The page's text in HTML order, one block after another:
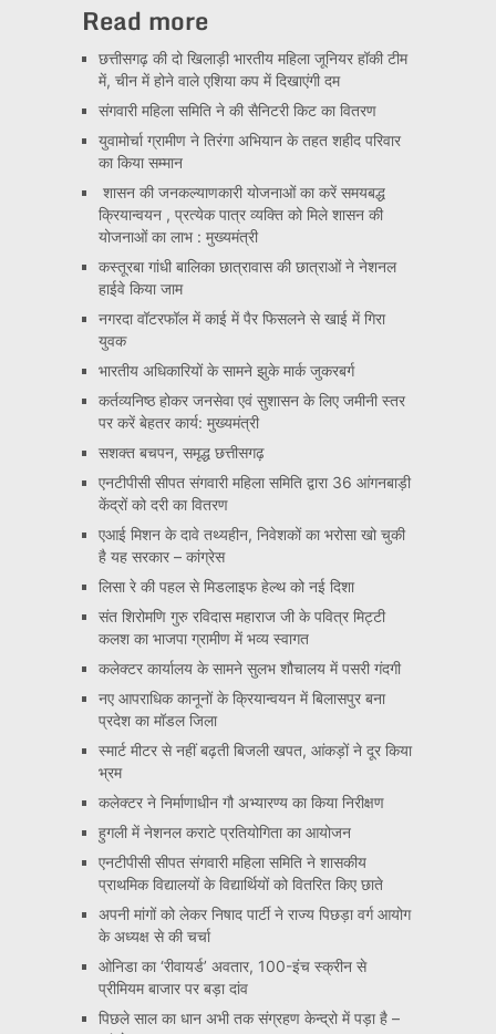
Read more
छत्तीसगढ़ की दो खिलाड़ी भारतीय महिला जूनियर हॉकी टीम
में, चीन में होने वाले एशिया कप में दिखाएंगी दम
संगवारी महिला समिति ने की सैनिटरी किट का वितरण
युवामोर्चा ग्रामीण ने तिरंगा अभियान के तहत शहीद परिवार
का किया सम्मान
शासन की जनकल्याणकारी योजनाओं का करें समयबद्ध
क्रियान्वयन , प्रत्येक पात्र व्यक्ति को मिले शासन की
योजनाओं का लाभ : मुख्यमंत्री
कस्तूरबा गांधी बालिका छात्रावास की छात्राओं ने नेशनल
हाईवे किया जाम
नगरदा वॉटरफॉल में काई में पैर फिसलने से खाई में गिरा
युवक
भारतीय अधिकारियों के सामने झुके मार्क जुकरबर्ग
कर्तव्यनिष्ठ होकर जनसेवा एवं सुशासन के लिए जमीनी स्तर
पर करें बेहतर कार्य: मुख्यमंत्री
सशक्त बचपन, समृद्ध छत्तीसगढ़
एनटीपीसी सीपत संगवारी महिला समिति द्वारा 36 आंगनबाड़ी
केंद्रों को दरी का वितरण
एआई मिशन के दावे तथ्यहीन, निवेशकों का भरोसा खो चुकी
है यह सरकार – कांग्रेस
लिसा रे की पहल से मिडलाइफ हेल्थ को नई दिशा
संत शिरोमणि गुरु रविदास महाराज जी के पवित्र मिट्टी
कलश का भाजपा ग्रामीण में भव्य स्वागत
कलेक्टर कार्यालय के सामने सुलभ शौचालय में पसरी गंदगी
नए आपराधिक कानूनों के क्रियान्वयन में बिलासपुर बना
प्रदेश का मॉडल जिला
स्मार्ट मीटर से नहीं बढ़ती बिजली खपत, आंकड़ों ने दूर किया
भ्रम
कलेक्टर ने निर्माणाधीन गौ अभ्यारण्य का किया निरीक्षण
हुगली में नेशनल कराटे प्रतियोगिता का आयोजन
एनटीपीसी सीपत संगवारी महिला समिति ने शासकीय
प्राथमिक विद्यालयों के विद्यार्थियों को वितरित किए छाते
अपनी मांगों को लेकर निषाद पार्टी ने राज्य पिछड़ा वर्ग आयोग
के अध्यक्ष से की चर्चा
ओनिडा का ‘रीवायर्ड’ अवतार, 100-इंच स्क्रीन से
प्रीमियम बाजार पर बड़ा दांव
पिछले साल का धान अभी तक संग्रहण केन्द्रो में पड़ा है –